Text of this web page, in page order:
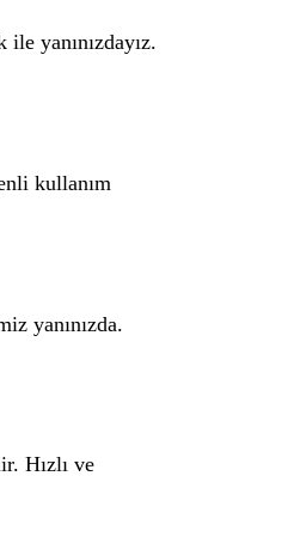
yanınızdayız.
kullanım
yanınızda.
Hızlı ve